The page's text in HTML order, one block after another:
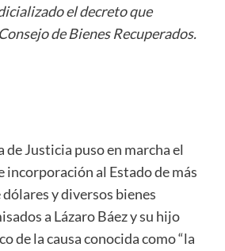
el decreto que
de Bienes Recuperados.
de Justicia puso en marcha el
incorporación al Estado de más
y diversos bienes
a Lázaro Báez y su hijo
de la causa conocida como “la